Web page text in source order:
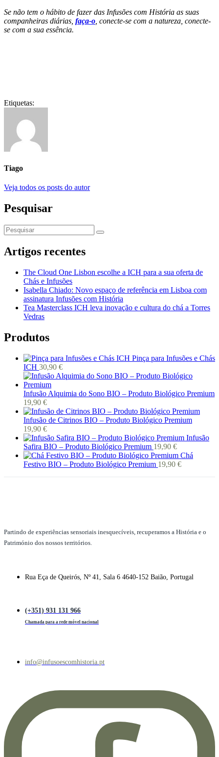
Se não tem o hábito de fazer das Infusões com História as suas
companheiras diárias, faça-o , conecte-se com a natureza, conecte-
se com a sua essência.
Etiquetas:
Tiago
Veja todos os posts do autor
Pesquisar
Artigos recentes
The Cloud One Lisbon escolhe a ICH para a sua oferta de
Chás e Infusões
Isabella Chiado: Novo espaço de referência em Lisboa com
assinatura Infusões com História
Tea Masterclass ICH leva inovação e cultura do chá a Torres
Vedras
Produtos
Pinça para Infusões e Chás
ICH 30,90 €
Infusão Alquimia do Sono BIO – Produto Biológico Premium
19,90 €
Infusão de Citrinos BIO – Produto Biológico Premium
19,90 €
Infusão
Safira BIO – Produto Biológico Premium 19,90 €
Chá
Festivo BIO – Produto Biológico Premium 19,90 €
Partindo de experiências sensoriais inesquecíveis, recuperamos a História e o
Património dos nossos territórios.
Rua Eça de Queirós, Nº 41, Sala 6 4640-152 Baião, Portugal
(+351) 931 131 966
Chamada para a rede móvel nacional
info@infusoescomhistoria.pt